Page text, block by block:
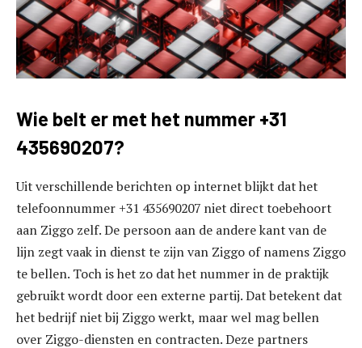
Wie belt er met het nummer +31
435690207?
Uit verschillende berichten op internet blijkt dat het
telefoonnummer +31 435690207 niet direct toebehoort
aan Ziggo zelf. De persoon aan de andere kant van de
lijn zegt vaak in dienst te zijn van Ziggo of namens Ziggo
te bellen. Toch is het zo dat het nummer in de praktijk
gebruikt wordt door een externe partij. Dat betekent dat
het bedrijf niet bij Ziggo werkt, maar wel mag bellen
over Ziggo-diensten en contracten. Deze partners